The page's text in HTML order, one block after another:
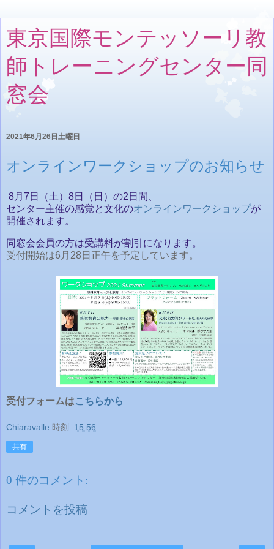
東京国際モンテッソーリ教
師トレーニングセンター同
窓会
2021年6月26日土曜日
オンラインワークショップのお知らせ
8月7日（土）8日（日）の2日間、
センター主催の感覚と文化のオンラインワークショップが
開催されます。
同窓会会員の方は受講料が割引になります。
受付開始は6月28日正午を予定しています。
受付フォームはこちらから
Chiaravalle 時刻: 15:56
共有
0 件のコメント:
コメントを投稿